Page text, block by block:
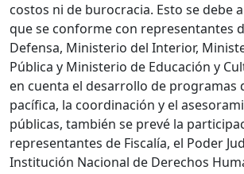
costos ni de burocracia. Esto se debe
que se conforme con representantes
Defensa, Ministerio del Interior,
Pública y Ministerio de Educación y
en cuenta el desarrollo de programas
pacífica, la coordinación y el
públicas, también se prevé la
representantes de Fiscalía, el Poder
Institución Nacional de Derechos